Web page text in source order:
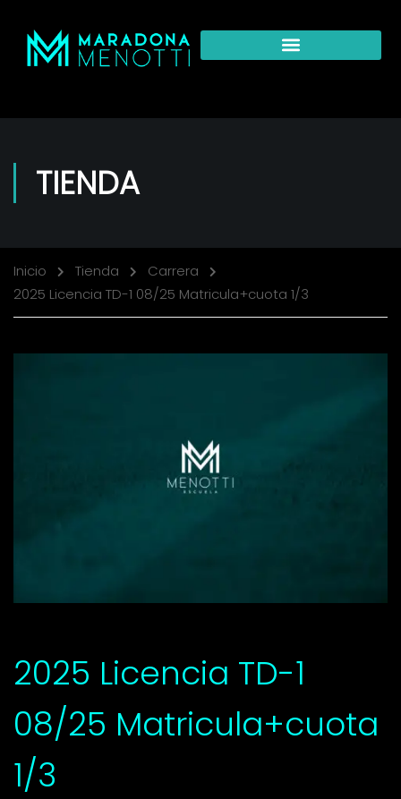
TIENDA
Inicio Tienda
Carrera
2025 Licencia TD-1 08/25 Matricula+cuota 1/3
2025 Licencia TD-1
08/25 Matricula+cuota
1/3